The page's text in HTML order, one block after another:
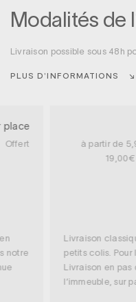
Modalités de
Livraison possible sous 48h
PLUS D’INFORMATIONS
place
Offert
notre
à partir de
Livraison
petits colis. Pour
Livraison en
l’immeuble, sur